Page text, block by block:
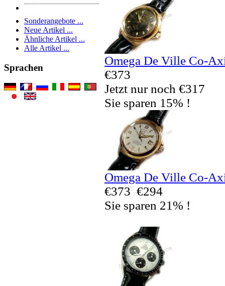
Sonderangebote ...
Neue Artikel ...
Ähnliche Artikel ...
Alle Artikel ...
Sprachen
Omega De Ville Co-
€373
Jetzt nur noch €317
Sie sparen 15% !
Omega De Ville Co-
€373 €294
Sie sparen 21% !